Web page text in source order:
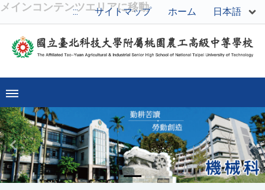
メインコンテンツエリアに移動
::: サイトマップ ホーム 日本語
Previous